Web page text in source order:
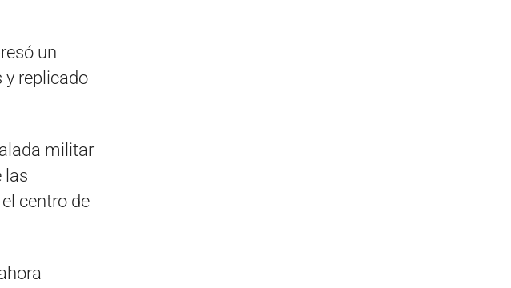
un
y replicado
militar
las
centro de